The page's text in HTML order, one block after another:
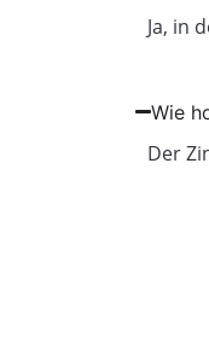
Ja, in
Wie
Der